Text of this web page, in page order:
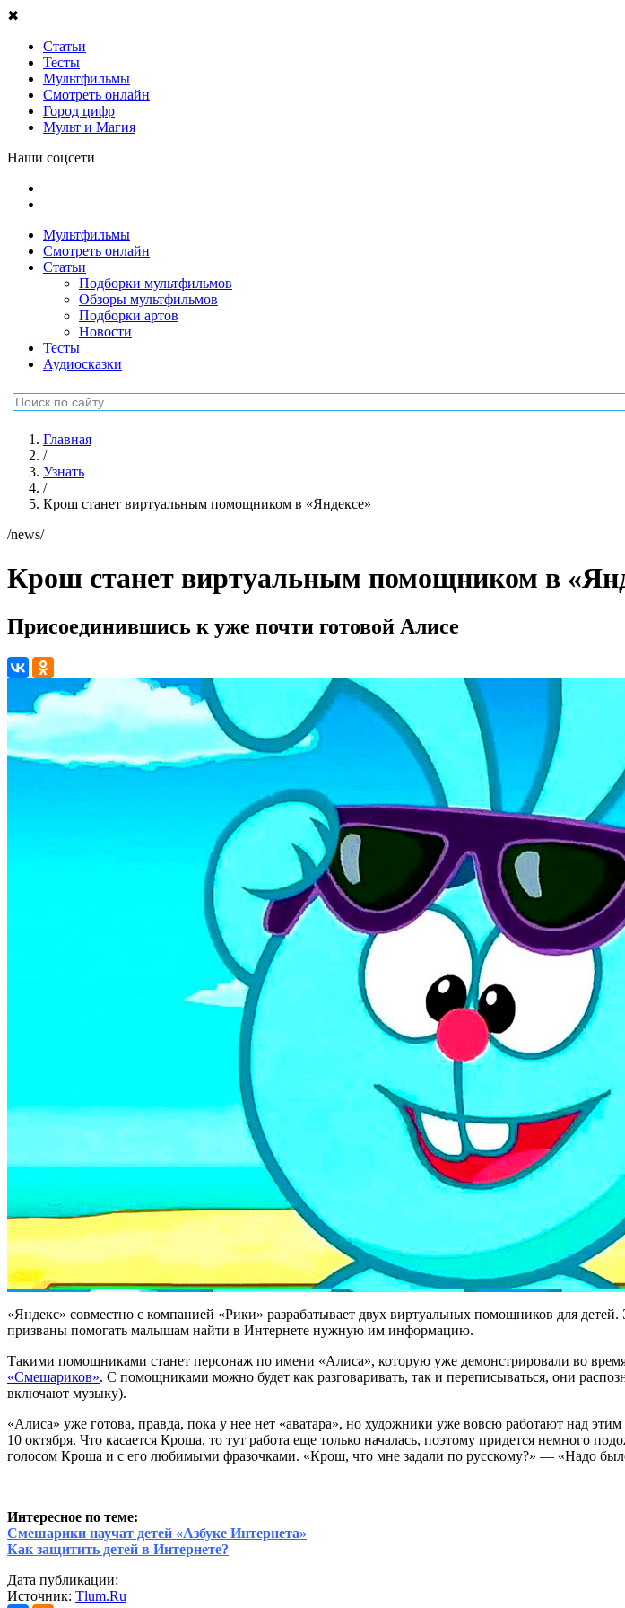
✖
Статьи
Тесты
Мультфильмы
Смотреть онлайн
Город цифр
Мульт и Магия
Наши соцсети
Мультфильмы
Смотреть онлайн
Статьи
Подборки мультфильмов
Обзоры мультфильмов
Подборки артов
Новости
Тесты
Аудиосказки
Главная
/
Узнать
/
Крош станет виртуальным помощником в «Яндексе»
/news/
Крош станет виртуальным помощником в
Присоединившись к уже почти готовой Алисе
«Яндекс» совместно с компанией «Рики» разрабатывает двух виртуальных помощников для
призваны помогать малышам найти в Интернете нужную им информацию.
Такими помощниками станет персонаж по имени «Алиса», которую уже демонстрировали во
«Смешариков». С помощниками можно будет как разговаривать, так и переписываться, они
включают музыку).
«Алиса» уже готова, правда, пока у нее нет «аватара», но художники уже вовсю работают над
10 октября. Что касается Кроша, то тут работа еще только началась, поэтому придется немного
голосом Кроша и с его любимыми фразочками. «Крош, что мне задали по русскому?» — «Надо
Интересное по теме:
Смешарики научат детей «Азбуке Интернета»
Как защитить детей в Интернете?
Дата публикации:
Источник: Tlum.Ru